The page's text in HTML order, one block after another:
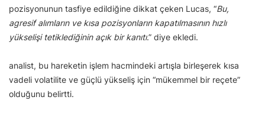
pozisyonunun tasfiye edildiğine dikkat çeken Lucas, “Bu,
agresif alımların ve kısa pozisyonların kapatılmasının hızlı
yükselişi tetiklediğinin açık bir kanıtı.” diye ekledi.
analist, bu hareketin işlem hacmindeki artışla birleşerek kısa
vadeli volatilite ve güçlü yükseliş için “mükemmel bir reçete”
olduğunu belirtti.